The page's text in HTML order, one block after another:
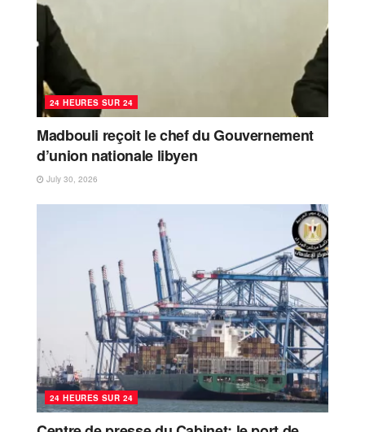
24 HEURES SUR 24
Madbouli reçoit le chef du Gouvernement
d’union nationale libyen
July 30, 2026
24 HEURES SUR 24